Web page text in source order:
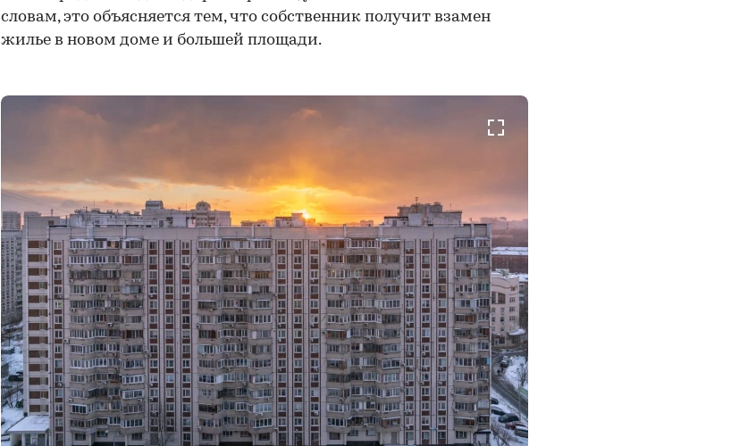
словам, это объясняется тем, что собственник получит взамен
жилье в новом доме и большей площади.